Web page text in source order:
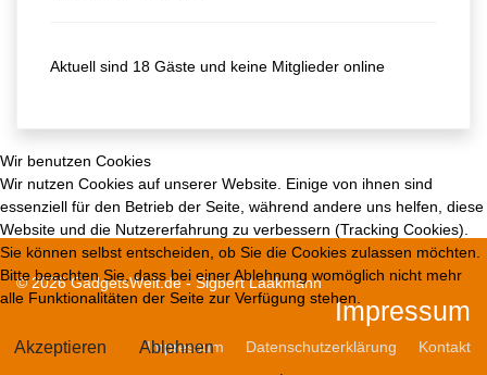
Aktuell sind 18 Gäste und keine Mitglieder online
© 2026 GadgetsWelt.de - Sigbert Laakmann
Impressum
Impressum Datenschutzerklärung Kontakt
Wir benutzen Cookies
Wir nutzen Cookies auf unserer Website. Einige von ihnen sind
essenziell für den Betrieb der Seite, während andere uns helfen, diese
Website und die Nutzererfahrung zu verbessern (Tracking Cookies).
Sie können selbst entscheiden, ob Sie die Cookies zulassen möchten.
Bitte beachten Sie, dass bei einer Ablehnung womöglich nicht mehr
alle Funktionalitäten der Seite zur Verfügung stehen.
Akzeptieren Ablehnen